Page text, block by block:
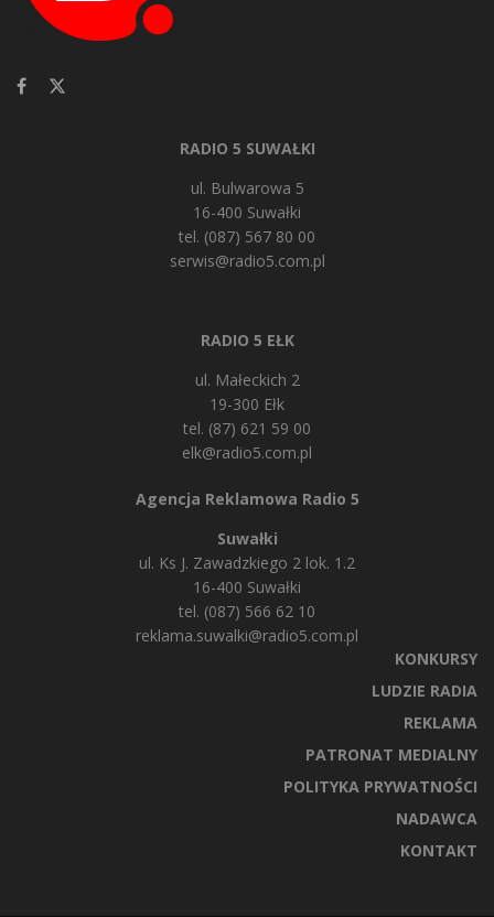
RADIO 5 SUWAŁKI
ul. Bulwarowa 5
16-400 Suwałki
tel. (087) 567 80 00
serwis@radio5.com.pl
RADIO 5 EŁK
ul. Małeckich 2
19-300 Ełk
tel. (87) 621 59 00
elk@radio5.com.pl
Agencja Reklamowa Radio 5
Suwałki
ul. Ks J. Zawadzkiego 2 lok. 1.2
16-400 Suwałki
tel. (087) 566 62 10
reklama.suwalki@radio5.com.pl
KONKURSY
LUDZIE RADIA
REKLAMA
PATRONAT MEDIALNY
POLITYKA PRYWATNOŚCI
NADAWCA
KONTAKT